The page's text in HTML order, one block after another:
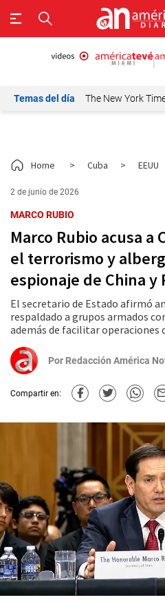
Temas del día The New York
Home > Cuba > EEUU
2 de junio de 2026
MARCO RUBIO
Marco Rubio acusa
el terrorismo y
espionaje de China y
El secretario de Estado afirmó
respaldado a grupos armados
además de facilitar operaciones
Por Redacción América
Compartir en: